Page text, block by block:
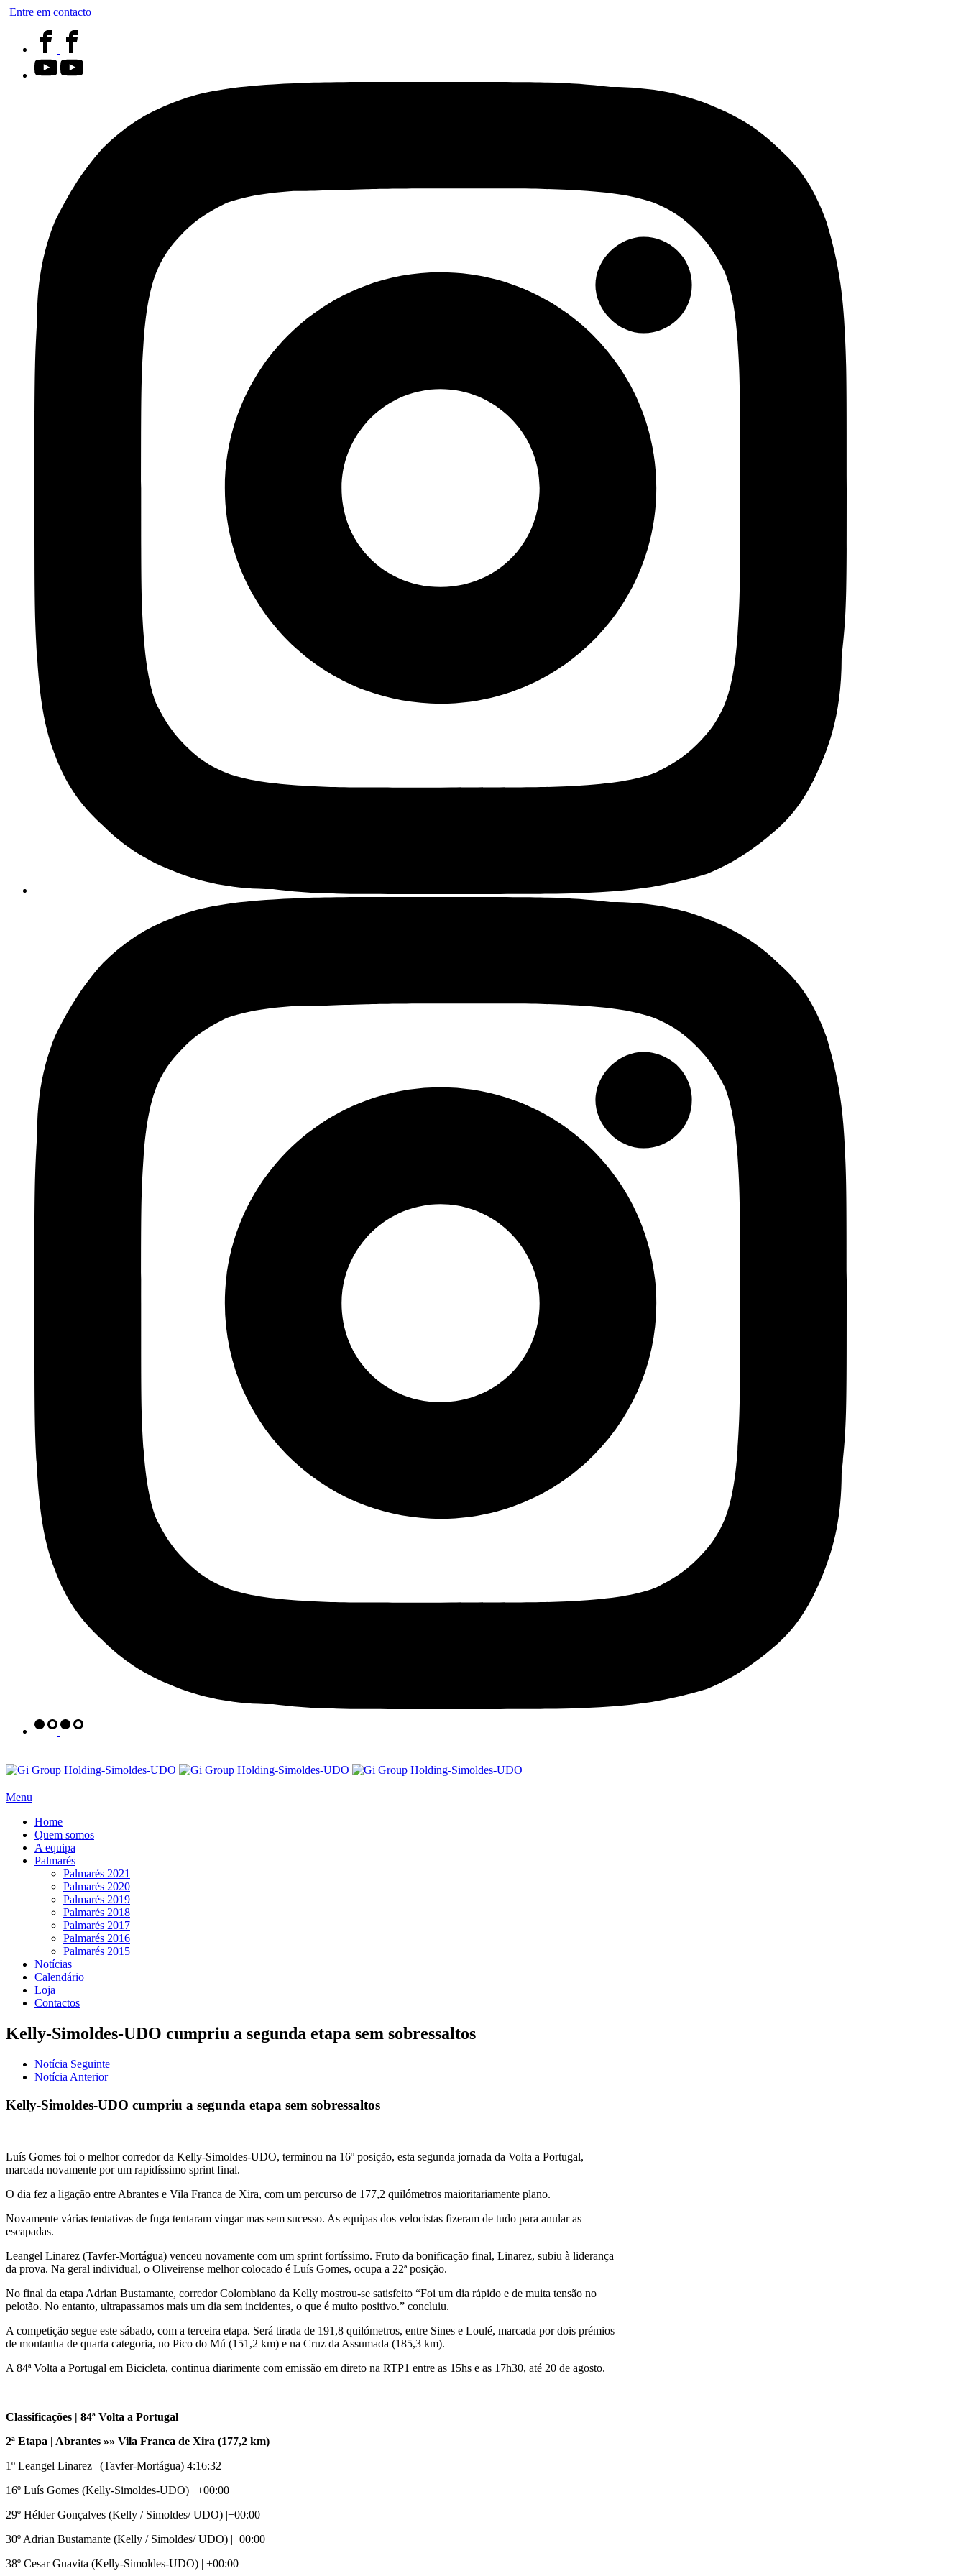
Entre em contacto
Menu
Home
Quem somos
A equipa
Palmarés
Palmarés 2021
Palmarés 2020
Palmarés 2019
Palmarés 2018
Palmarés 2017
Palmarés 2016
Palmarés 2015
Notícias
Calendário
Loja
Contactos
Kelly-Simoldes-UDO cumpriu a segunda etapa sem sobressaltos
Notícia Seguinte
Notícia Anterior
Kelly-Simoldes-UDO cumpriu a segunda etapa sem sobressaltos
Luís Gomes foi o melhor corredor da Kelly-Simoldes-UDO, terminou na 16º posição, esta segunda jornada da Volta a Portugal,
marcada novamente por um rapidíssimo sprint final.
O dia fez a ligação entre Abrantes e Vila Franca de Xira, com um percurso de 177,2 quilómetros maioritariamente plano.
Novamente várias tentativas de fuga tentaram vingar mas sem sucesso. As equipas dos velocistas fizeram de tudo para anular as
escapadas.
Leangel Linarez (Tavfer-Mortágua) venceu novamente com um sprint fortíssimo. Fruto da bonificação final, Linarez, subiu à liderança
da prova. Na geral individual, o Oliveirense melhor colocado é Luís Gomes, ocupa a 22ª posição.
No final da etapa Adrian Bustamante, corredor Colombiano da Kelly mostrou-se satisfeito “Foi um dia rápido e de muita tensão no
pelotão. No entanto, ultrapassamos mais um dia sem incidentes, o que é muito positivo.” concluiu.
A competição segue este sábado, com a terceira etapa. Será tirada de 191,8 quilómetros, entre Sines e Loulé, marcada por dois prémios
de montanha de quarta categoria, no Pico do Mú (151,2 km) e na Cruz da Assumada (185,3 km).
A 84ª Volta a Portugal em Bicicleta, continua diarimente com emissão em direto na RTP1 entre as 15hs e as 17h30, até 20 de agosto.
Classificações | 84ª Volta a Portugal
2ª Etapa | Abrantes »» Vila Franca de Xira (177,2 km)
1º Leangel Linarez | (Tavfer-Mortágua) 4:16:32
16º Luís Gomes (Kelly-Simoldes-UDO) | +00:00
29º Hélder Gonçalves (Kelly / Simoldes/ UDO) |+00:00
30º Adrian Bustamante (Kelly / Simoldes/ UDO) |+00:00
38º Cesar Guavita (Kelly-Simoldes-UDO) | +00:00